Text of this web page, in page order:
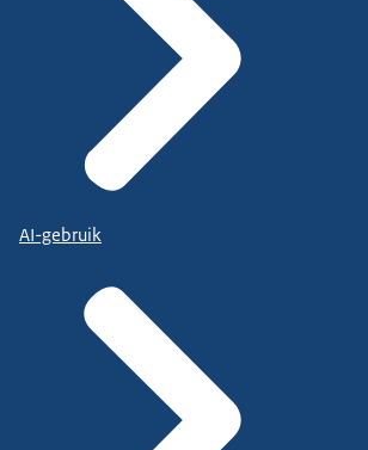
AI-gebruik